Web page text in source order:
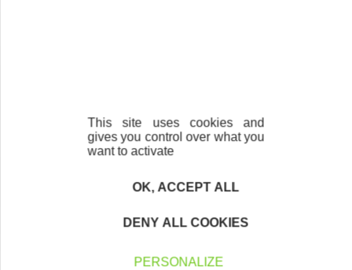
Interview - Elodie CABANAS - bénévole experte
This site uses cookies and
gives you control over what you
want to activate
OK, ACCEPT ALL
DENY ALL COOKIES
PERSONALIZE